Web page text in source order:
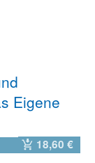
Eigene
18,60 €